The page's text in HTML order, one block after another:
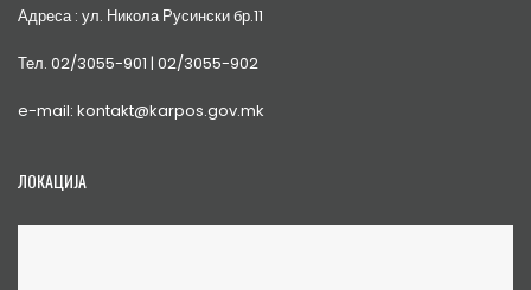
Адреса : ул. Никола Русински бр.11
Тел. 02/3055-901 | 02/3055-902
e-mail: kontakt@karpos.gov.mk
ЛОКАЦИЈА